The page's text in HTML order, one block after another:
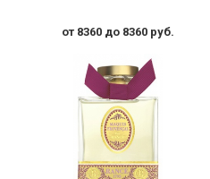
от 8360 до 8360 руб.